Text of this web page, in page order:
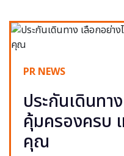
PR NEWS
ประกันเดินทา
คุ้มครองครบ
คุณ